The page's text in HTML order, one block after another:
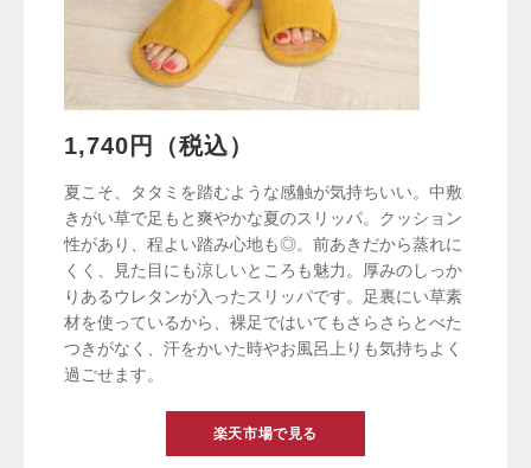
1,740円（税込）
夏こそ、タタミを踏むような感触が気持ちいい。中敷
きがい草で足もと爽やかな夏のスリッパ。クッション
性があり、程よい踏み心地も◎。前あきだから蒸れに
くく、見た目にも涼しいところも魅力。厚みのしっか
りあるウレタンが入ったスリッパです。足裏にい草素
材を使っているから、裸足ではいてもさらさらとべた
つきがなく、汗をかいた時やお風呂上りも気持ちよく
過ごせます。
楽天市場で見る